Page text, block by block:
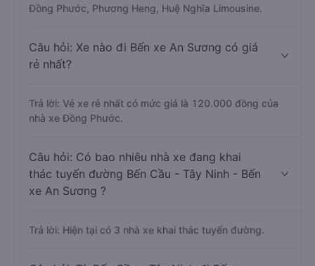
Đồng Phước, Phương Heng, Huệ Nghĩa Limousine.
Câu hỏi: Xe nào đi Bến xe An Sương có giá
rẻ nhất?
Trả lời: Vé xe rẻ nhất có mức giá là 120.000 đồng của
nhà xe Đồng Phước.
Câu hỏi: Có bao nhiêu nhà xe đang khai
thác tuyến đường Bến Cầu - Tây Ninh - Bến
xe An Sương ?
Trả lời: Hiện tại có 3 nhà xe khai thác tuyến đường.